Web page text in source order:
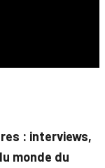
: interviews,
monde du